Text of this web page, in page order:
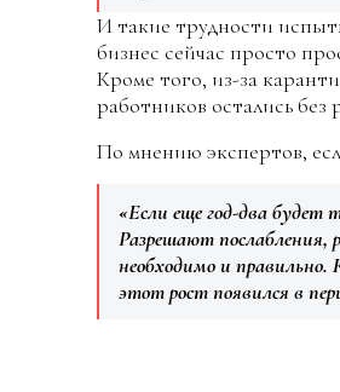
И такие трудности
бизнес сейчас просто
Кроме того, из-за
работников остались
По мнению экспертов,
«Если еще год-два будет
Разрешают послабления,
необходимо и
этот рост появился в